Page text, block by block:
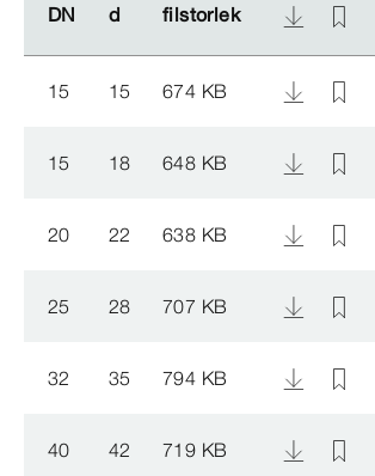
DN d filstorlek
DN d filstorlek
15 15 674 KB
15 18 648 KB
20 22 638 KB
25 28 707 KB
32 35 794 KB
40 42 719 KB